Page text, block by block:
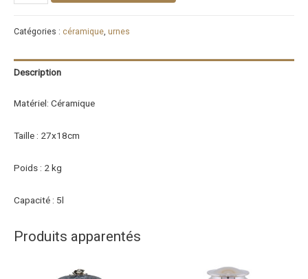
Catégories : céramique, urnes
Description
Matériel: Céramique
Taille : 27x18cm
Poids : 2 kg
Capacité : 5l
Produits apparentés